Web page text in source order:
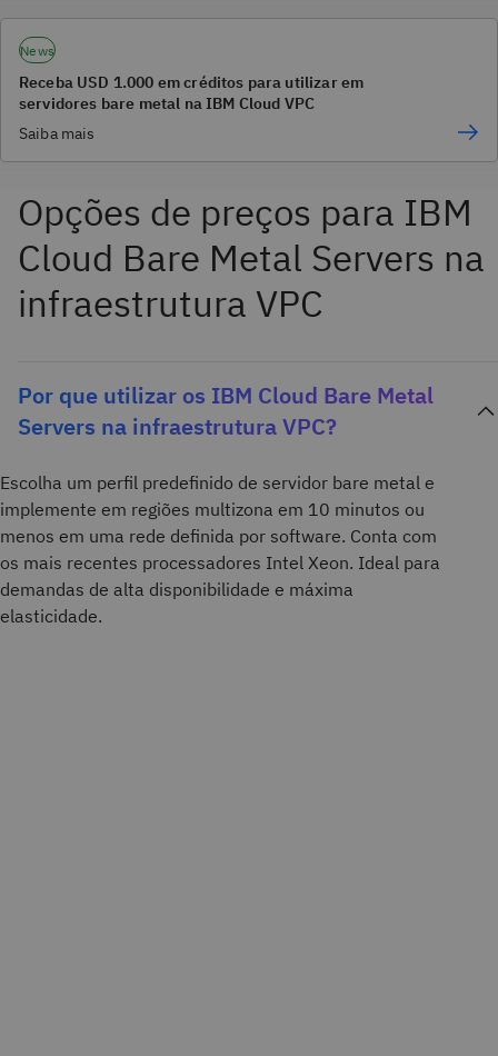
News
Receba USD 1.000 em créditos para utilizar em
servidores bare metal na IBM Cloud VPC
Saiba mais
Opções de preços para IBM
Cloud Bare Metal Servers na
infraestrutura VPC
Por que utilizar os IBM Cloud Bare Metal
Servers na infraestrutura VPC?
Escolha um perfil predefinido de servidor bare metal e
implemente em regiões multizona em 10 minutos ou
menos em uma rede definida por software. Conta com
os mais recentes processadores Intel Xeon. Ideal para
demandas de alta disponibilidade e máxima
elasticidade.